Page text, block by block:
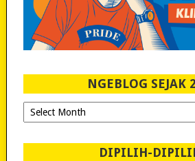
NGEBLOG SEJAK
Ngeblog
Sejak
DIPILIH-